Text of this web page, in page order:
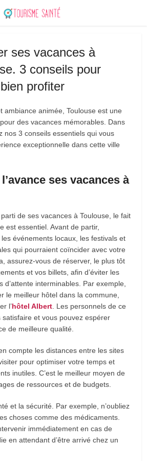
ses vacances à
3 conseils pour
bien profiter
ambiance animée, Toulouse est une
des vacances mémorables. Dans
nos 3 conseils essentiels qui vous
exceptionnelle dans cette ville
ses vacances à
de ses vacances à Toulouse, le fait
est essentiel. Avant de partir,
événements locaux, les festivals et
qui pourraient coïncider avec votre
assurez-vous de réserver, le plus tôt
et vos billets, afin d’éviter les
d’attente interminables. Par exemple,
le meilleur hôtel dans la commune,
l’hôtel Albert . Les personnels de ce
et vous pouvez espérer
de meilleure qualité.
compte les distances entre les sites
pour optimiser votre temps et
inutiles. C’est le meilleur moyen de
de ressources et de budgets.
et la sécurité. Par exemple, n’oubliez
choses comme des médicaments.
immédiatement en cas de
en attendant d’être arrivé chez un